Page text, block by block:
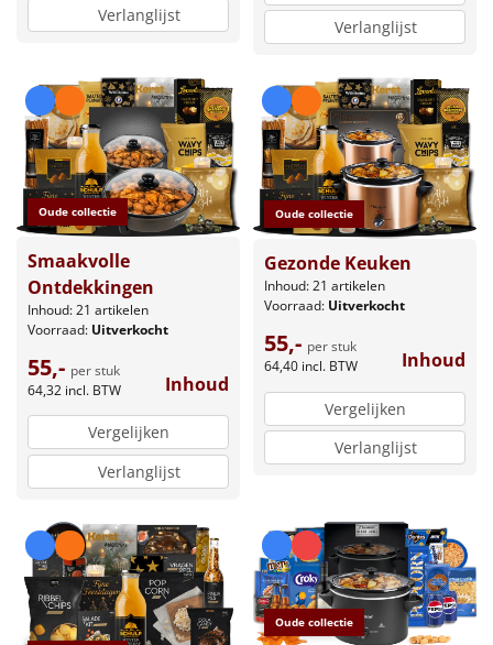
Verlanglijst
Verlanglijst
Oude collectie
Smaakvolle
Ontdekkingen
Inhoud: 21 artikelen
Voorraad: Uitverkocht
55,- per stuk
64,32 incl. BTW Inhoud
Vergelijken
Verlanglijst
Oude collectie
Gezonde Keuken
Inhoud: 21 artikelen
Voorraad: Uitverkocht
55,- per stuk
64,40 incl. BTW Inhoud
Vergelijken
Verlanglijst
Oude collectie